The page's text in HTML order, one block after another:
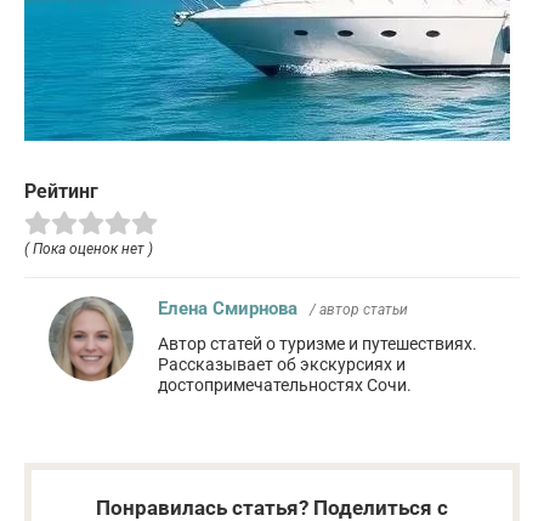
Рейтинг
( Пока оценок нет )
Елена Смирнова / автор статьи
Автор статей о туризме и путешествиях.
Рассказывает об экскурсиях и
достопримечательностях Сочи.
Понравилась статья? Поделиться с